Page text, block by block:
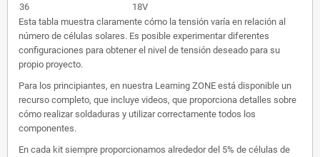
36
18V
Esta tabla muestra claramente cómo la tensión varía en relación al
número de células solares. Es posible experimentar diferentes
configuraciones para obtener el nivel de tensión deseado para su
propio proyecto.
Para los principiantes, en nuestra Learning ZONE está disponible un
recurso completo, que incluye videos, que proporciona detalles sobre
cómo realizar soldaduras y utilizar correctamente todos los
componentes.
En cada kit siempre proporcionamos alrededor del 5% de células de